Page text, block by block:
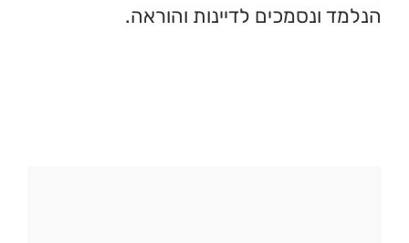
הנלמד ונסמכים לדיינות והוראה.